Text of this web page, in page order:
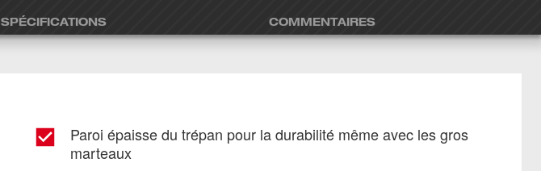
SPÉCIFICATIONS COMMENTAIRES
Paroi épaisse du trépan pour la durabilité même avec les gros
marteaux